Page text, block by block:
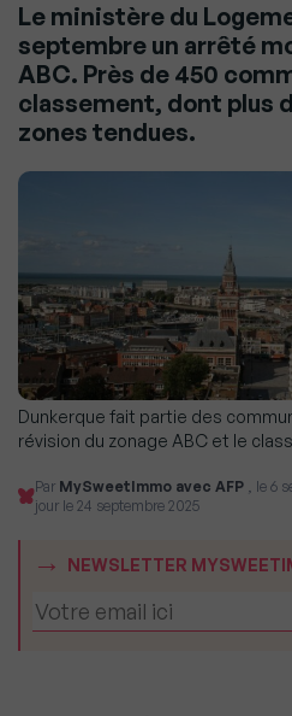
Le ministère du
septembre un arrêté
ABC. Près de 450
classement, dont plus
zones tendues.
Dunkerque fait partie des
révision du zonage ABC et le
Par MySweetImmo avec AFP , le 6
jour le 24 septembre 2025
NEWSLETTER